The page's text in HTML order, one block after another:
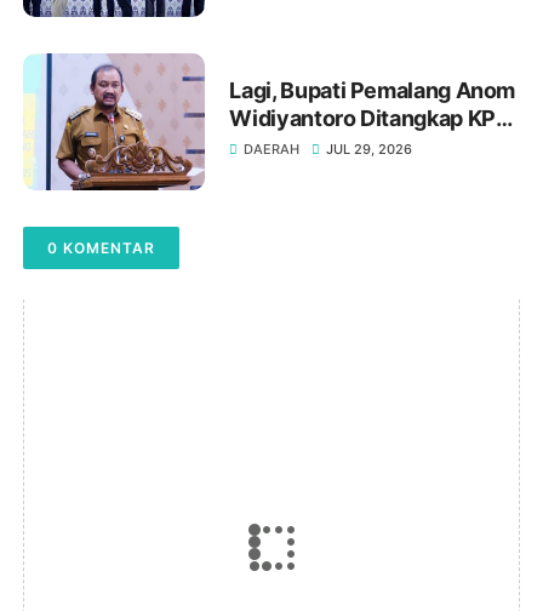
Lagi, Bupati Pemalang Anom
Widiyantoro Ditangkap KPK
Tengah Malam
DAERAH JUL 29, 2026
0 KOMENTAR